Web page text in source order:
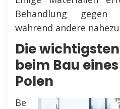
Behandlung gegen
während andere
Die
beim Bau
Polen
Be